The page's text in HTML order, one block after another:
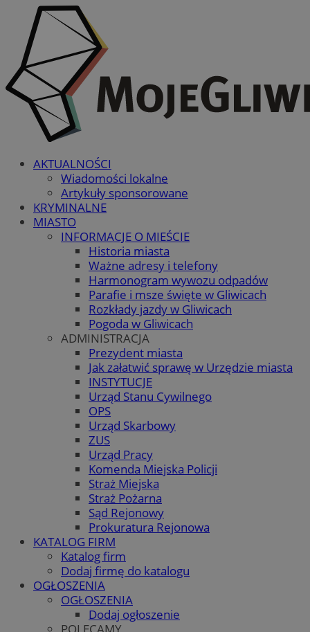
AKTUALNOŚCI
Wiadomości lokalne
Artykuły sponsorowane
KRYMINALNE
MIASTO
INFORMACJE O MIEŚCIE
Historia miasta
Ważne adresy i telefony
Harmonogram wywozu odpadów
Parafie i msze święte w Gliwicach
Rozkłady jazdy w Gliwicach
Pogoda w Gliwicach
ADMINISTRACJA
Prezydent miasta
Jak załatwić sprawę w Urzędzie miasta
INSTYTUCJE
Urząd Stanu Cywilnego
OPS
Urząd Skarbowy
ZUS
Urząd Pracy
Komenda Miejska Policji
Straż Miejska
Straż Pożarna
Sąd Rejonowy
Prokuratura Rejonowa
KATALOG FIRM
Katalog firm
Dodaj firmę do katalogu
OGŁOSZENIA
OGŁOSZENIA
Dodaj ogłoszenie